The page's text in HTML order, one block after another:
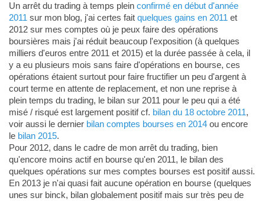
Un arrêt du trading à temps plein confirmé en début d'année
2011 sur mon blog, j'ai certes fait quelques gains en 2011 et
2012 sur mes comptes où je peux faire des opérations
boursières mais j'ai réduit beaucoup l'exposition (à quelques
milliers d'euros entre 2011 et 2015) et la durée passée à cela, il
y a eu plusieurs mois sans faire d'opérations en bourse, ces
opérations étaient surtout pour faire fructifier un peu d'argent à
court terme en attente de replacement, et non une reprise à
plein temps du trading, le bilan sur 2011 pour le peu qui a été
misé / risqué est largement positif cf. bilan du 18 octobre 2011,
voir aussi le dernier bilan comptes bourses en 2014ou encore
le bilan 2015.
Pour 2012, dans le cadre de mon arrêt du trading, bien
qu'encore moins actif en bourse qu'en 2011, le bilan des
quelques opérations sur mes comptes bourses est positif aussi.
En 2013 je n'ai quasi fait aucune opération en bourse (quelques
unes sur binck, bilan globalement positif mais sur très peu de